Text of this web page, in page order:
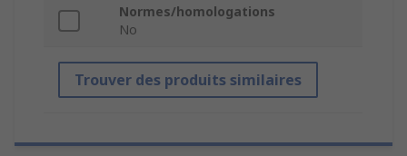
Normes/homologations
No
Trouver des produits similaires